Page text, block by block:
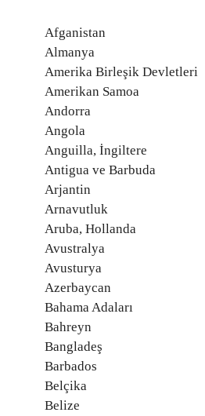
Afganistan
Almanya
Amerika Birleşik Devletleri
Amerikan Samoa
Andorra
Angola
Anguilla, İngiltere
Antigua ve Barbuda
Arjantin
Arnavutluk
Aruba, Hollanda
Avustralya
Avusturya
Azerbaycan
Bahama Adaları
Bahreyn
Bangladeş
Barbados
Belçika
Belize